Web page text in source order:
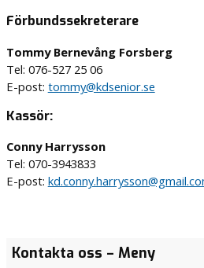
Förbundssekreterare
Tommy Bernevång Forsberg
Tel: 076-527 25 06
E-post: tommy@kdsenior.se
Kassör:
Conny Harrysson
Tel: 070-3943833
E-post:
Kontakta oss – Meny
D